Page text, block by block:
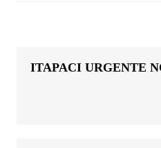
ITAPACI URGENTE